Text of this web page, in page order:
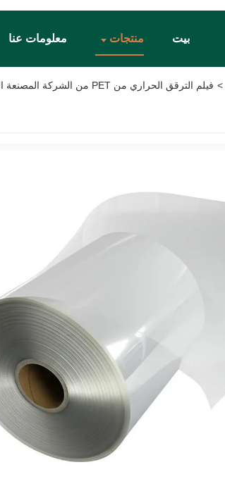
بيت منتجات معلومات عنا
> فيلم الترقق الحراري من PET من الشركة المصنعة الأصلية، لفة فيلم الترقق الناعم للاستخدام الصناعي